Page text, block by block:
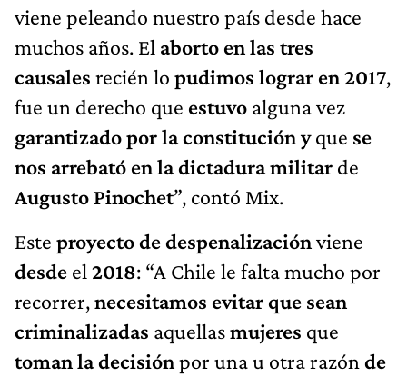
viene peleando nuestro país desde hace
muchos años. El aborto en las tres
causales recién lo pudimos lograr en 2017,
fue un derecho que estuvo alguna vez
garantizado por la constituciónyque se
nos arrebató en la dictadura militar de
Augusto Pinochet”, contó Mix.
Este proyecto de despenalizaciónviene
desde el 2018: “A Chile le falta mucho por
recorrer,necesitamos evitar que sean
criminalizadas aquellasmujeres que
toman la decisiónpor una u otra razón de